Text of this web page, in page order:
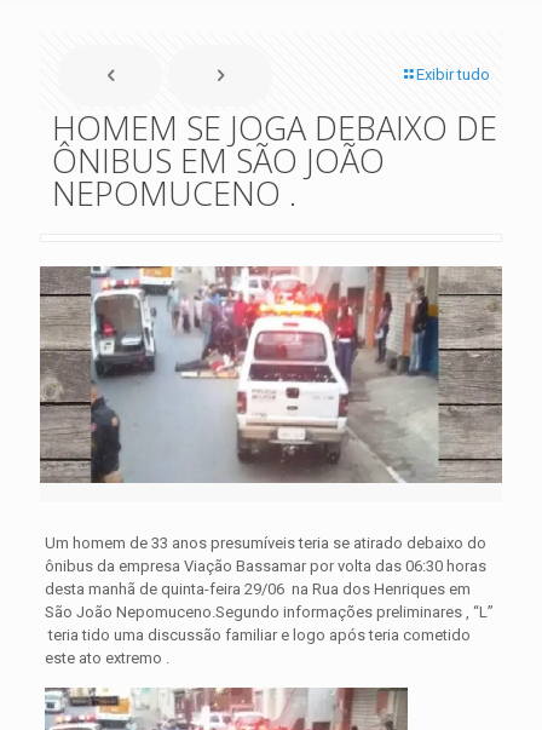
Exibir tudo
HOMEM SE JOGA DEBAIXO DE
ÔNIBUS EM SÃO JOÃO
NEPOMUCENO .
Um homem de 33 anos presumíveis teria se atirado debaixo do
ônibus da empresa Viação Bassamar por volta das 06:30 horas
desta manhã de quinta-feira 29/06 na Rua dos Henriques em
São João Nepomuceno.Segundo informações preliminares , “L”
teria tido uma discussão familiar e logo após teria cometido
este ato extremo .